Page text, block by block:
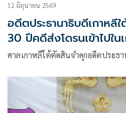
12 มิถุนายน 2569
อดีตประธานาธิบดีเกาหลี
30 ปีคดีส่งโดรนเข้าไปใน
ศาลเกาหลีใต้ตัดสินจำคุกอดีตประธ